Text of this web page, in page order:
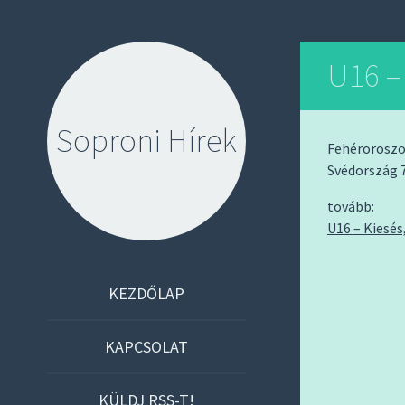
Soproni Hírek
KEZDŐLAP
KAPCSOLAT
KÜLDJ RSS-T!
U16
Svédország
tovább:
U16 –